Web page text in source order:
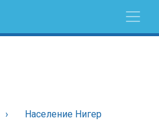
Население Нигер